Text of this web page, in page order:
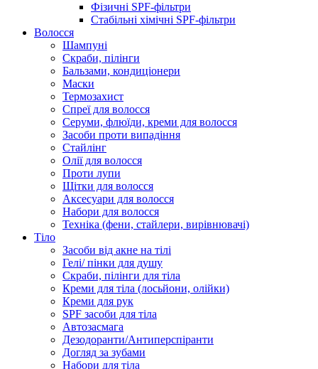
Фізичні SPF-фільтри
Стабільні хімічні SPF-фільтри
Волосся
Шампуні
Скраби, пілінги
Бальзами, кондиціонери
Маски
Термозахист
Спреї для волосся
Серуми, флюїди, креми для волосся
Засоби проти випадіння
Стайлінг
Олії для волосся
Проти лупи
Щітки для волосся
Аксесуари для волосся
Набори для волосся
Техніка (фени, стайлери, вирівнювачі)
Тіло
Засоби від акне на тілі
Гелі/ пінки для душу
Скраби, пілінги для тіла
Креми для тіла (лосьйони, олійки)
Креми для рук
SPF засоби для тіла
Автозасмага
Дезодоранти/Антиперспіранти
Догляд за зубами
Набори для тіла